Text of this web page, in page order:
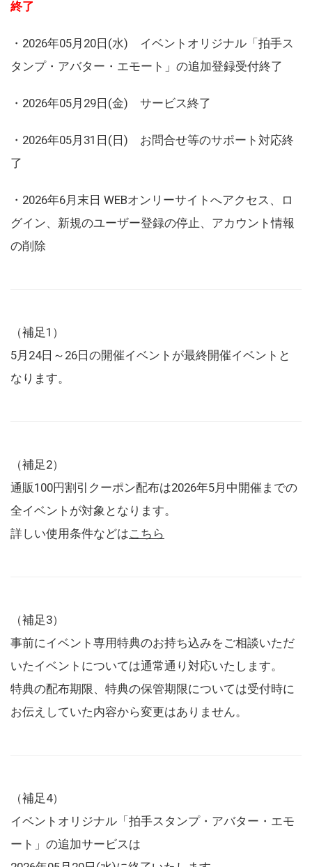
終了
・2026年05月20日(水) イベントオリジナル「拍手ス
タンプ・アバター・エモート」の追加登録受付終了
・2026年05月29日(金) サービス終了
・2026年05月31日(日) お問合せ等のサポート対応終
了
・2026年6月末日 WEBオンリーサイトへアクセス、ロ
グイン、新規のユーザー登録の停止、アカウント情報
の削除
（補足1）
5月24日～26日の開催イベントが最終開催イベントと
なります。
（補足2）
通販100円割引クーポン配布は2026年5月中開催までの
全イベントが対象となります。
詳しい使用条件などはこちら
（補足3）
事前にイベント専用特典のお持ち込みをご相談いただ
いたイベントについては通常通り対応いたします。
特典の配布期限、特典の保管期限については受付時に
お伝えしていた内容から変更はありません。
（補足4）
イベントオリジナル「拍手スタンプ・アバター・エモ
ート」の追加サービスは